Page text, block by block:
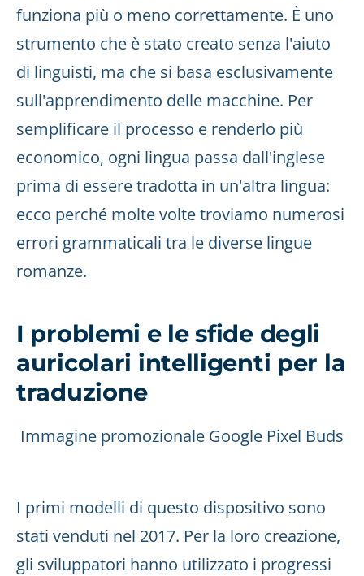
funziona più o meno correttamente. È uno
strumento che è stato creato senza l'aiuto
di linguisti, ma che si basa esclusivamente
sull'apprendimento delle macchine. Per
semplificare il processo e renderlo più
economico, ogni lingua passa dall'inglese
prima di essere tradotta in un'altra lingua:
ecco perché molte volte troviamo numerosi
errori grammaticali tra le diverse lingue
romanze.
I problemi e le sfide degli
auricolari intelligenti per la
traduzione
Immagine promozionale Google Pixel Buds
I primi modelli di questo dispositivo sono
stati venduti nel 2017. Per la loro creazione,
gli sviluppatori hanno utilizzato i progressi